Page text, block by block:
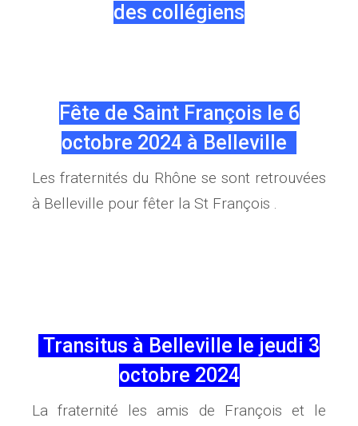
des collégiens
Fête de Saint François le 6
octobre 2024 à Belleville
Les fraternités du Rhône se sont retrouvées
à Belleville pour fêter la St François .
Transitus à Belleville le jeudi 3
octobre 2024
La fraternité les amis de François et le